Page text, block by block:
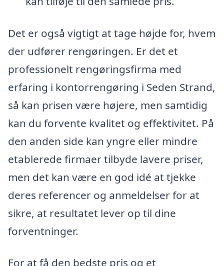
Det er også vigtigt at tage højde for, hvem
der udfører rengøringen. Er det et
professionelt rengøringsfirma med
erfaring i kontorrengøring i Seden Strand,
så kan prisen være højere, men samtidig
kan du forvente kvalitet og effektivitet. På
den anden side kan yngre eller mindre
etablerede firmaer tilbyde lavere priser,
men det kan være en god idé at tjekke
deres referencer og anmeldelser for at
sikre, at resultatet lever op til dine
forventninger.
For at få den bedste pris og et